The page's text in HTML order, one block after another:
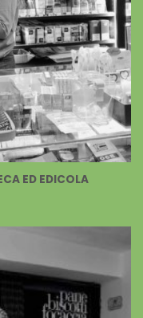
ED EDICOLA